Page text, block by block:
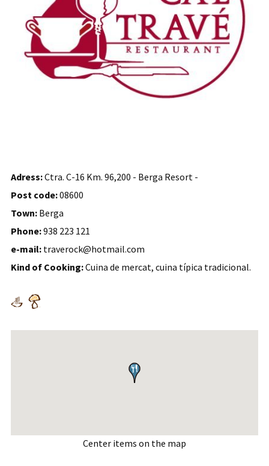
Adress:Ctra. C-16 Km. 96,200 - Berga Resort -
Post code:08600
Town: Berga
Phone:938 223 121
e-mail: traverock@hotmail.com
Kind of Cooking:Cuina de mercat, cuina típica tradicional.
Center items on the map